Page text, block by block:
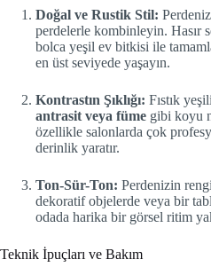
Doğal ve Rustik Stil:
perdelerle kombinleyin. Hasır
bolca yeşil ev bitkisi ile
en üst seviyede yaşayın.
Kontrastın Şıklığı: Fıstık
antrasit veya füme gibi koyu
özellikle salonlarda çok
derinlik yaratır.
Ton-Sür-Ton: Perdenizin
dekoratif objelerde veya bir
odada harika bir görsel ritim
Teknik İpuçları ve Bakım